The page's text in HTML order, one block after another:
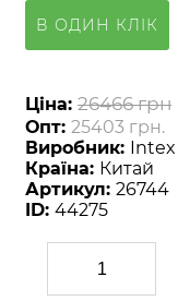
В ОДИН КЛІК
Ціна: 26466 грн
Опт: 25403 грн.
Виробник: Intex
Країна: Китай
Артикул: 26744
ID: 44275